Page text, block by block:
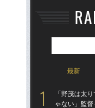
最新
「野茂は太
ゃない」監